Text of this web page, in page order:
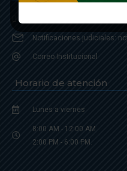
Notificaciones judiciales:
Correo Institucional
Horario de atención
Lunes a viernes
8:00 AM - 12:00 AM
2:00 PM - 6:00 PM.